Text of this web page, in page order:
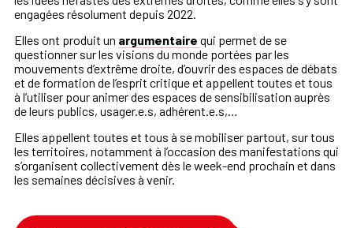
engagées résolument depuis 2022.
Elles ont produit un argumentaire qui permet de se
questionner sur les visions du monde portées par les
mouvements d’extrême droite, d’ouvrir des espaces de débats
et de formation de l’esprit critique et appellent toutes et tous
à l’utiliser pour animer des espaces de sensibilisation auprès
de leurs publics, usager.e.s, adhérent.e.s,…
Elles appellent toutes et tous à se mobiliser partout, sur tous
les territoires, notamment à l’occasion des manifestations qui
s’organisent collectivement dès le week-end prochain et dans
les semaines décisives à venir.